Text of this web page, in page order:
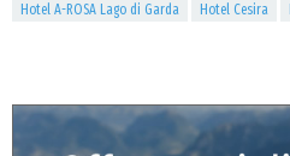
Hotel A-ROSA Lago di Garda Hotel Cesira